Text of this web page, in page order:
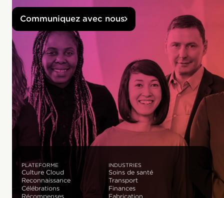
Communiquez avec nous
PLATEFORME
Culture Cloud
Reconnaissance
Célébrations
Récompenses
INDUSTRIES
Soins de santé
Transport
Finances
Fabrication